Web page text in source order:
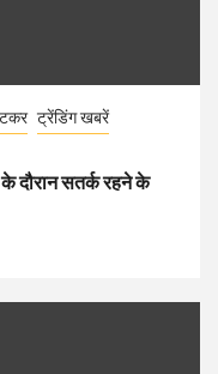
ट्रेंडिंग खबरें
के दौरान सतर्क रहने के